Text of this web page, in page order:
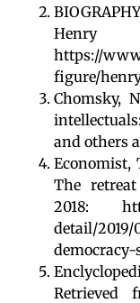
https://
figure/
Chomsky,
and others
Economist,
The
2018:
detail/
democracy-
Retrieved